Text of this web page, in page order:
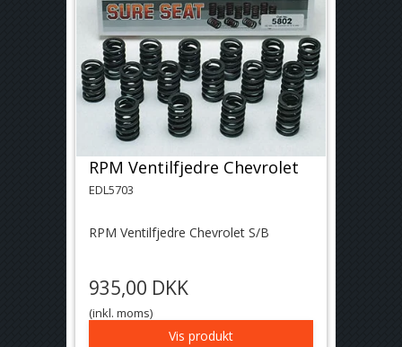
RPM Ventilfjedre Chevrolet
EDL5703
RPM Ventilfjedre Chevrolet S/B
935,00 DKK
(inkl. moms)
Vis produkt